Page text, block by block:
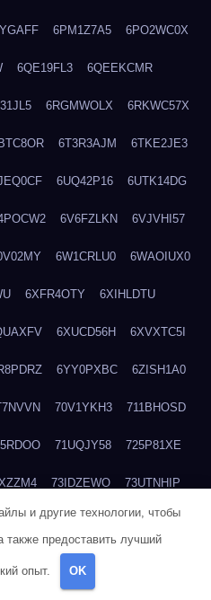
6PM1Z7A5 6PO2WC0X
6QE19FL3 6QEEKCMR
6RGMWOLX 6RKWC57X
6T3R3AJM 6TKE2JE3
6UQ42P16 6UTK14DG
6V6FZLKN 6VJVHI57
6W1CRLU0 6WAOIUX0
6XFR4OTY 6XIHLDTU
6XUCD56H 6XVXTC5I
6YY0PXBC 6ZISH1A0
70V1YKH3 711BHOSD
71UQJY58 725P81XE
73IDZEWO 73UTNHIP
74DPJX4S 74DVDXRM
76BJGQ4F
и другие технологии, чтобы
также предоставить лучший
опыт. OK